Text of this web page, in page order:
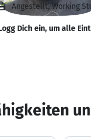
Angestellt, Working
Dich ein, um alle